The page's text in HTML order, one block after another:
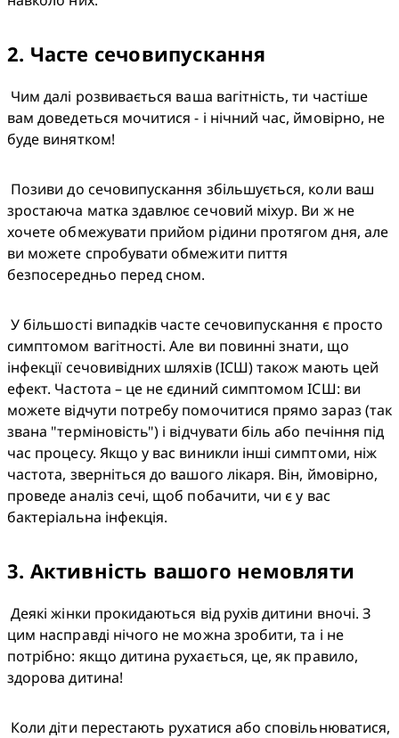
2. Часте сечовипускання
вам доведеться мочитися - і нічний час, ймовірно, не
буде винятком!
зростаюча матка здавлює сечовий міхур. Ви ж не
хочете обмежувати прийом рідини протягом дня, але
ви можете спробувати обмежити пиття
безпосередньо перед сном.
У більшості випадків часте сечовипускання є просто
симптомом вагітності. Але ви повинні знати, що
інфекції сечовивідних шляхів (ІСШ) також мають цей
ефект. Частота – це не єдиний симптомом ІСШ: ви
можете відчути потребу помочитися прямо зараз (так
звана "терміновість") і відчувати біль або печіння під
час процесу. Якщо у вас виникли інші симптоми, ніж
частота, зверніться до вашого лікаря. Він, ймовірно,
проведе аналіз сечі, щоб побачити, чи є у вас
бактеріальна інфекція.
3. Активність вашого немовляти
Деякі жінки прокидаються від рухів дитини вночі. З
цим насправді нічого не можна зробити, та і не
потрібно: якщо дитина рухається, це, як правило,
здорова дитина!